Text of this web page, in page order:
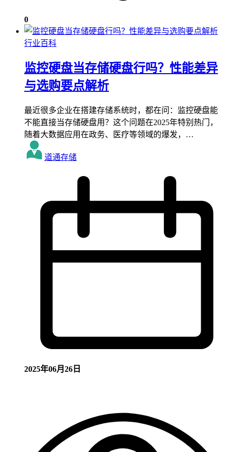
0
行业百科
监控硬盘当存储硬盘行吗？性能差异
与选购要点解析
最近很多企业在搭建存储系统时，都在问：监控硬盘能
不能直接当存储硬盘用？这个问题在2025年特别热门，
随着大数据应用在政务、医疗等领域的爆发，…
道通存储
2025年06月26日